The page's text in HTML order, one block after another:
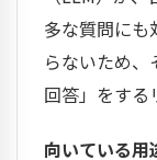
多な質問にも
らないため
回答」をする
向いている用